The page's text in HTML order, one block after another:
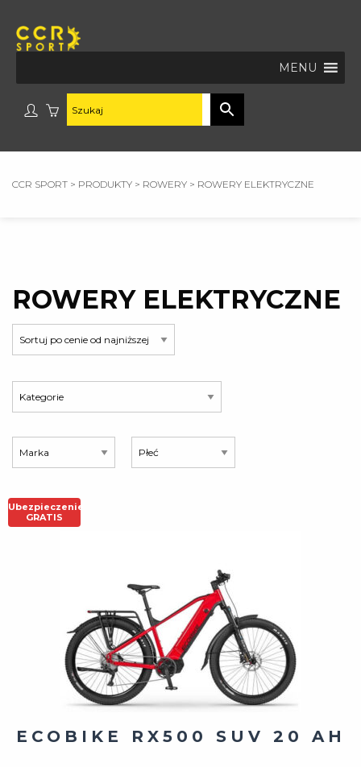
MENU
CCR SPORT > PRODUKTY > ROWERY > ROWERY ELEKTRYCZNE
ROWERY ELEKTRYCZNE
Ubezpieczenie
GRATIS
ECOBIKE RX500 SUV 20 AH